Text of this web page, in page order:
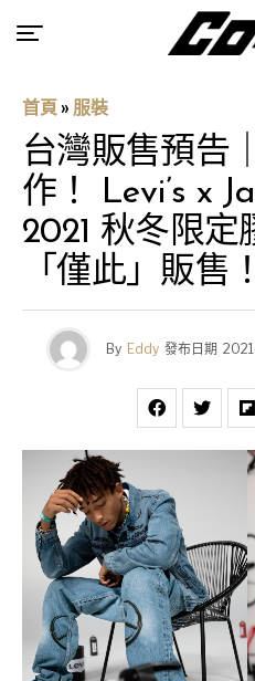
首頁 » 服裝
台灣販售預告
作！ Levi’s x
2021 秋冬限定
「僅此」販售！
By Eddy 發布日期